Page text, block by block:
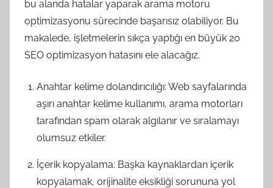
bu alanda hatalar yaparak arama motoru
optimizasyonu sürecinde başarısız olabiliyor. Bu
makalede, işletmelerin sıkça yaptığı en büyük 20
SEO optimizasyon hatasını ele alacağız.
Anahtar kelime dolandırıcılığı: Web sayfalarında
aşırı anahtar kelime kullanımı, arama motorları
tarafından spam olarak algılanır ve sıralamayı
olumsuz etkiler.
İçerik kopyalama: Başka kaynaklardan içerik
kopyalamak, orijinalite eksikliği sorununa yol